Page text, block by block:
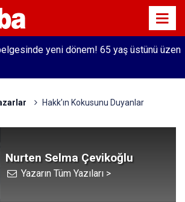
yeni dönem! 65 yaş üstünü üzen
Hakk’ın Kokusunu Duyanlar
Nurten Selma Çevikoğlu
Yazarın Tüm Yazıları >